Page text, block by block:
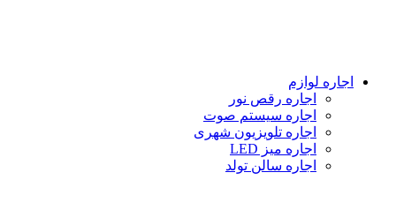
اجاره لوازم
اجاره رقص نور
اجاره سیستم صوت
اجاره تلویزیون شهری
اجاره میز LED
اجاره سالن تولد